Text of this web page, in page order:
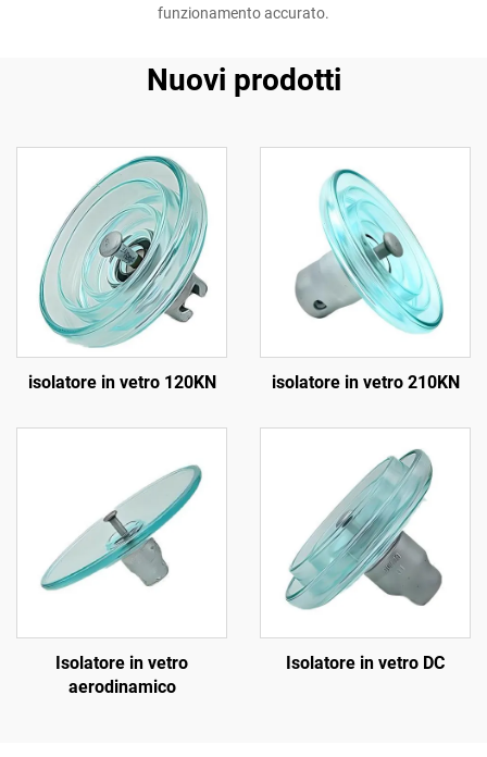
funzionamento accurato.
Nuovi prodotti
isolatore in vetro 120KN isolatore in vetro 210KN
Isolatore in vetro
aerodinamico
Isolatore in vetro DC